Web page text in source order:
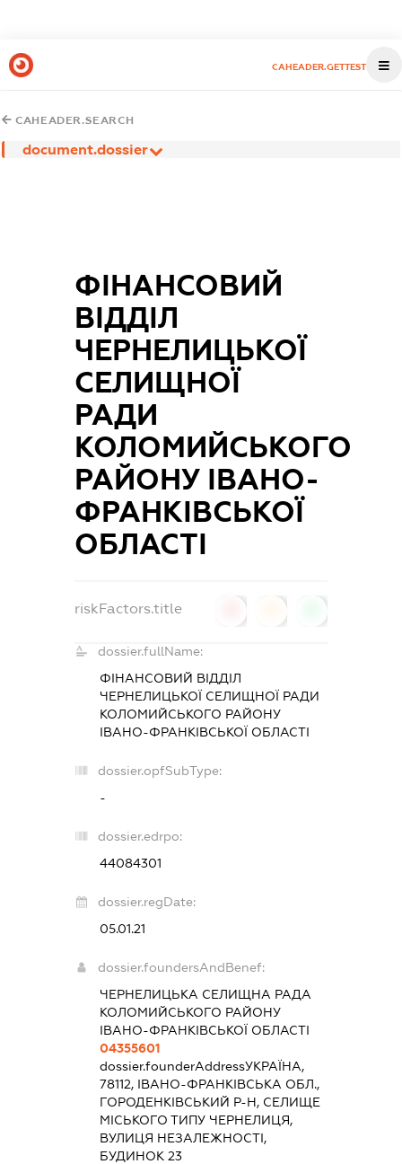
CAHEADER.GETTEST
CAHEADER.SEARCH
document.dossier
ФІНАНСОВИЙ
ВІДДІЛ
ЧЕРНЕЛИЦЬКОЇ
СЕЛИЩНОЇ
РАДИ
КОЛОМИЙСЬКОГО
РАЙОНУ ІВАНО-
ФРАНКІВСЬКОЇ
ОБЛАСТІ
riskFactors.title
dossier.fullName:
ФІНАНСОВИЙ ВІДДІЛ
ЧЕРНЕЛИЦЬКОЇ СЕЛИЩНОЇ РАДИ
КОЛОМИЙСЬКОГО РАЙОНУ
ІВАНО-ФРАНКІВСЬКОЇ ОБЛАСТІ
dossier.opfSubType:
-
dossier.edrpo:
44084301
dossier.regDate:
05.01.21
dossier.foundersAndBenef:
ЧЕРНЕЛИЦЬКА СЕЛИЩНА РАДА
КОЛОМИЙСЬКОГО РАЙОНУ
ІВАНО-ФРАНКІВСЬКОЇ ОБЛАСТІ
04355601
dossier.founderAddressУКРАЇНА,
78112, ІВАНО-ФРАНКІВСЬКА ОБЛ.,
ГОРОДЕНКІВСЬКИЙ Р-Н, СЕЛИЩЕ
МІСЬКОГО ТИПУ ЧЕРНЕЛИЦЯ,
ВУЛИЦЯ НЕЗАЛЕЖНОСТІ,
БУДИНОК 23